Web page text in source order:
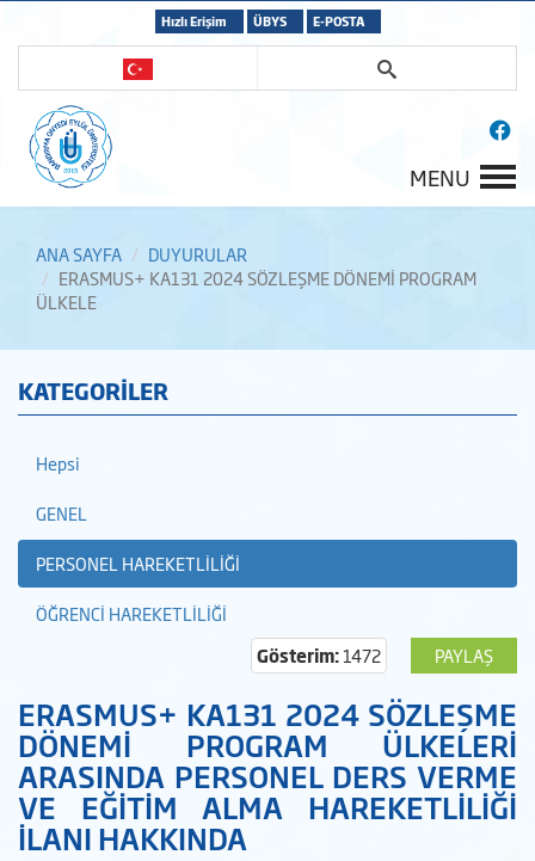
Hızlı Erişim ÜBYS E-POSTA
MENU
ANA SAYFA
DUYURULAR
ERASMUS+ KA131 2024 SÖZLEŞME DÖNEMİ PROGRAM
ÜLKELE
KATEGORİLER
Hepsi
GENEL
PERSONEL HAREKETLİLİĞİ
ÖĞRENCİ HAREKETLİLİĞİ
PAYLAŞ
Gösterim:1472
ERASMUS+ KA131 2024 SÖZLEŞME
DÖNEMİ PROGRAM ÜLKELERİ
ARASINDA PERSONEL DERS VERME
VE EĞİTİM ALMA HAREKETLİLİĞİ
İLANI HAKKINDA